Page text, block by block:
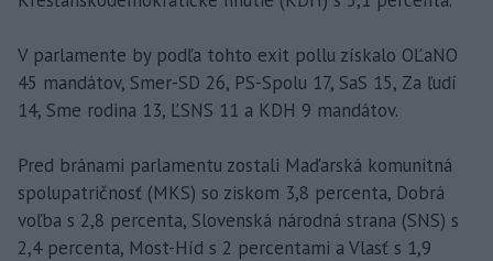
V parlamente by podľa tohto exit pollu získalo OĽaNO
45 mandátov, Smer-SD 26, PS-Spolu 17, SaS 15, Za ľudí
14, Sme rodina 13, ĽSNS 11 a KDH 9 mandátov.
Pred bránami parlamentu zostali Maďarská komunitná
spolupatričnosť (MKS) so ziskom 3,8 percenta, Dobrá
voľba s 2,8 percenta, Slovenská národná strana (SNS) s
2,4 percenta, Most-Híd s 2 percentami a Vlasť s 1,9